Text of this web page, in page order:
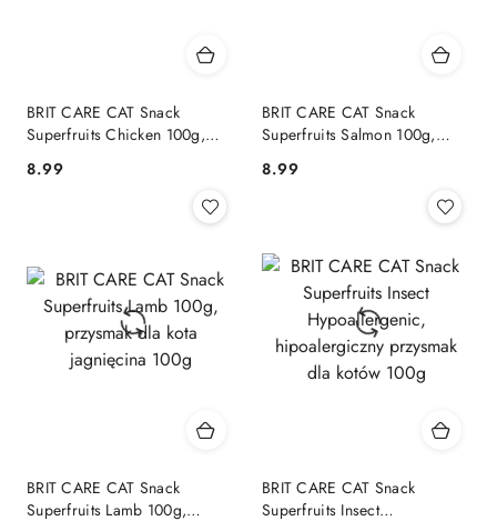
BRIT CARE CAT Snack
Superfruits Chicken 100g,
100g
Cena:
8.99
BRIT CARE CAT Snack
Superfruits Salmon 100g,
Cena:
8.99
BRIT CARE CAT Snack
Superfruits Lamb 100g,
BRIT CARE CAT Snack
Superfruits Insect